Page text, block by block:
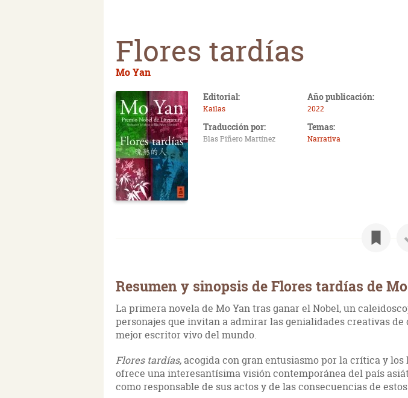
Flores tardías
Mo Yan
Editorial:
Kailas
Año publicación:
2022
Traducción por:
Blas Piñero Martínez
Temas:
Narrativa
Resumen y sinopsis de Flores tardías de
La primera novela de Mo Yan tras ganar el Nobel, un
personajes que invitan a admirar las genialidades creativas de
mejor escritor vivo del mundo.
Flores tardías, acogida con gran entusiasmo por la crítica y los
ofrece una interesantísima visión contemporánea del país
como responsable de sus actos y de las consecuencias de